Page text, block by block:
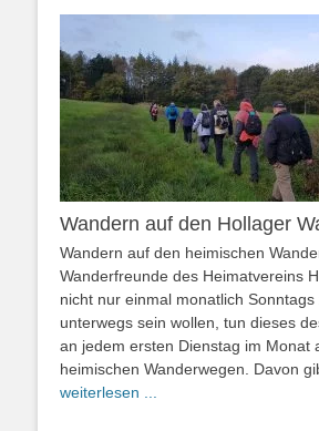
Wandern auf den Hollager
Wandern auf den heimischen
Wanderfreunde des Heimatvereins
nicht nur einmal monatlich Sonntags
unterwegs sein wollen, tun dieses
an jedem ersten Dienstag im Monat
heimischen Wanderwegen. Davon
weiterlesen ...